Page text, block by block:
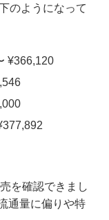
のようになって
¥366,120
を確認できまし
通量に偏りや特